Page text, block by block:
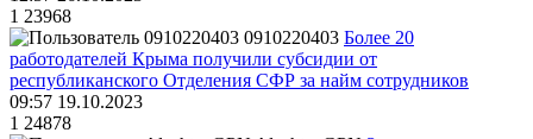
1 23968
0910220403 Более 20
работодателей Крыма получили субсидии от
республиканского Отделения СФР за найм сотрудников
09:57 19.10.2023
1 24878